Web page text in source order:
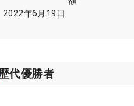
2022年6月19日
代優勝者